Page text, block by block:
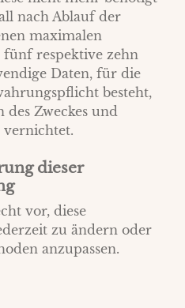
nach Ablauf der
maximalen
respektive zehn
Daten, für die
besteht,
Zweckes und
vernichtet.
dieser
vor, diese
zu ändern oder
anzupassen.